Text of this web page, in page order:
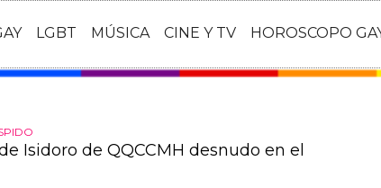
LGBT MÚSICA CINE Y TV HOROSCOPO
Isidoro de QQCCMH desnudo en el